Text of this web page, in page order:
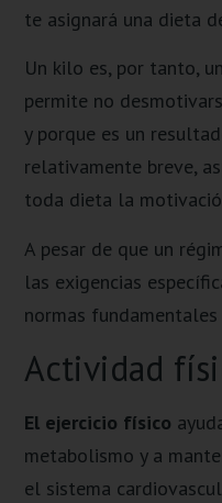
te asignará una dieta
Un kilo es, por tanto,
permite no
y porque es un
relativamente breve,
toda dieta la
A pesar de que un
las exigencias
normas
Actividad
El ejercicio físico
metabolismo y a
el sistema